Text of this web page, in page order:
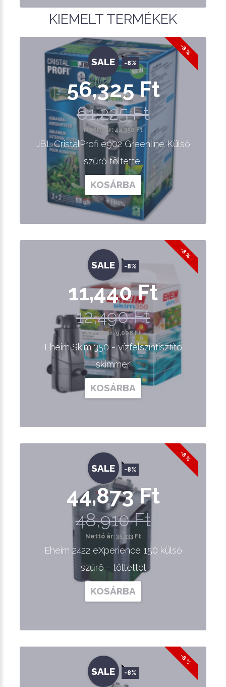
KIEMELT TERMÉKEK
-8 %
SALE -8%
56,325 Ft
61,225 Ft
Nettó ár: 44,350 Ft
JBL CristalProfi e902 Greenline Külső
szűrő töltettel
KOSÁRBA
-8 %
SALE -8%
11,440 Ft
12,490 Ft
Nettó ár: 9,008 Ft
Eheim Skim 350 - vízfelszíntisztító
skimmer
KOSÁRBA
-8 %
SALE -8%
44,873 Ft
48,910 Ft
Nettó ár: 35,333 Ft
Eheim 2422 eXperience 150 külső
szűrő - töltettel
KOSÁRBA
-8 %
SALE -8%